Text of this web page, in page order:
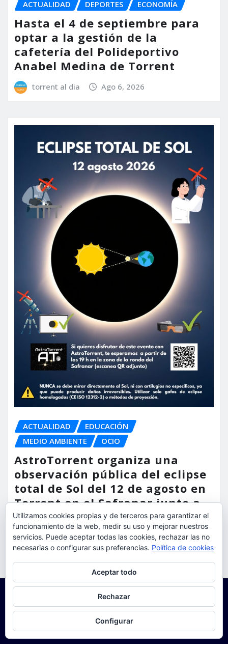
ACTUALIDAD DEPORTES ECONOMÍA
Hasta el 4 de septiembre para
optar a la gestión de la
cafetería del Polideportivo
Anabel Medina de Torrent
torrent al dia Ago 6, 2026
ACTUALIDAD
EDUCACIÓN
MEDIO AMBIENTE
OCIO
AstroTorrent organiza una
observación pública del eclipse
total de Sol del 12 de agosto en
Torrent en el Safranar junto a
las vías del AVE
torrent al dia Ago 5, 2026
Utilizamos cookies propias y de terceros para garantizar el
funcionamiento de la web, medir su uso y mejorar nuestros
servicios. Puede aceptar todas las cookies, rechazar las no
necesarias o configurar sus preferencias. Política de cookies
Aceptar todo
Rechazar
Configurar
Para obtener más información, incluido cómo gestionar las cookies,